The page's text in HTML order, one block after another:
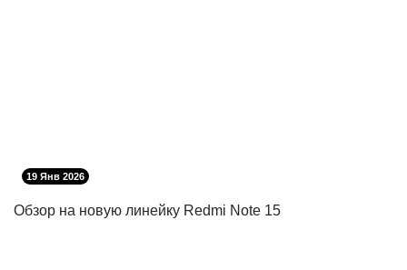
19 Янв 2026
Обзор на новую линейку Redmi Note 15